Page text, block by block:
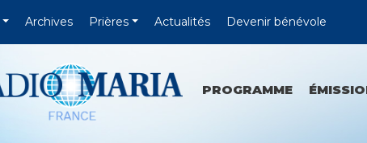
Archives Prières Actualités Devenir bénévole
PROGRAMME